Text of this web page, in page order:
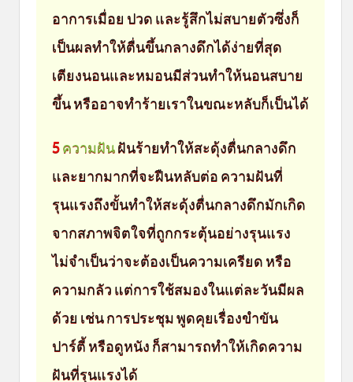
อาการเมื่อย ปวด และรู้สึกไม่สบายตัวซึ่งก็
เป็นผลทำให้ตื่นขึ้นกลางดึกได้ง่ายที่สุด
เตียงนอนและหมอนมีส่วนทำให้นอนสบาย
ขึ้น หรืออาจทำร้ายเราในขณะหลับก็เป็นได้
5ความฝันฝันร้ายทำให้สะดุ้งตื่นกลางดึก
และยากมากที่จะฝืนหลับต่อ ความฝันที่
รุนแรงถึงขั้นทำให้สะดุ้งตื่นกลางดึกมักเกิด
จากสภาพจิตใจที่ถูกกระตุ้นอย่างรุนแรง
ไม่จำเป็นว่าจะต้องเป็นความเครียด หรือ
ความกลัว แต่การใช้สมองในแต่ละวันมีผล
ด้วย เช่น การประชุม พูดคุยเรื่องขำขัน
ปาร์ตี้ หรือดูหนัง ก็สามารถทำให้เกิดความ
ฝันที่รุนแรงได้